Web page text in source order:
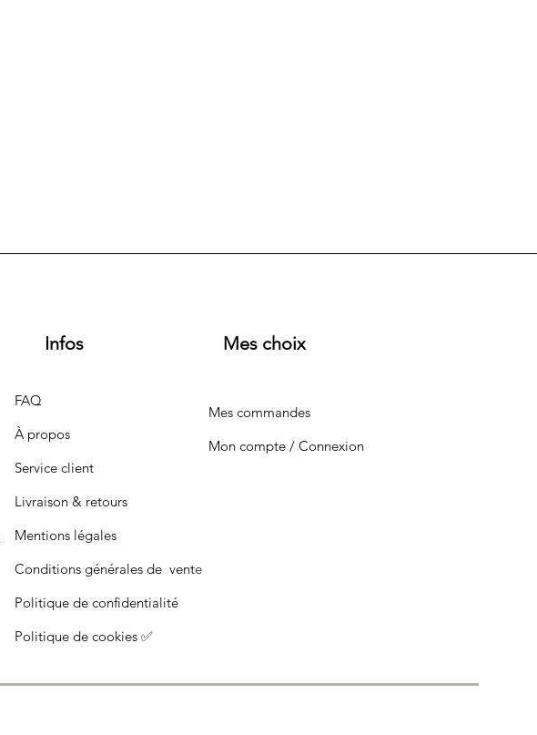
Infos
FAQ
À propos
Service client
Livraison & retours
Mentions légales
Conditions générales de vente
Politique de confidentialité
Politique de cookies ✅
Mes choix
Mes commandes
Mon compte / Connexion